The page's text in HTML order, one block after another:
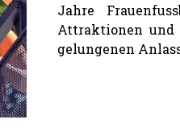
Jahre
Attraktionen und
gelungenen